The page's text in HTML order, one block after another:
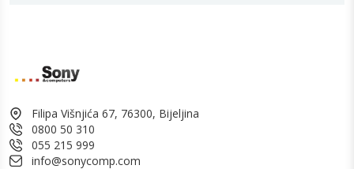
Filipa Višnjića 67, 76300, Bijeljina
0800 50 310
055 215 999
info@sonycomp.com